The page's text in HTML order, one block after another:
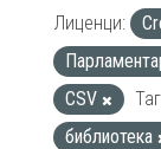
Лиценци:
CSV
библиотека